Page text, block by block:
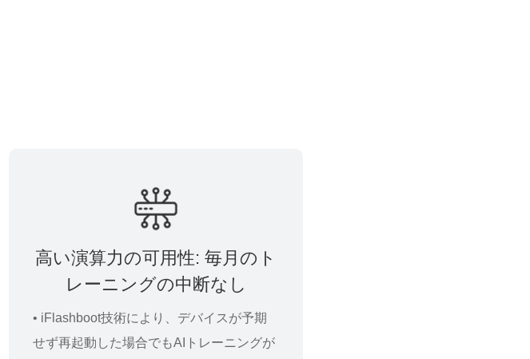
高い演算力の可用性: 毎月のト
レーニングの中断なし
• iFlashboot技術により、デバイスが予期
せず再起動した場合でもAIトレーニングが